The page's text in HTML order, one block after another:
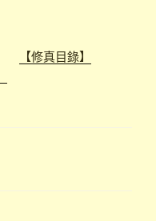
【修真目錄】